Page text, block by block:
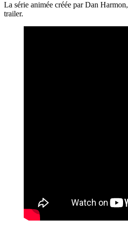
La série animée créée par Dan Harmon,
trailer.